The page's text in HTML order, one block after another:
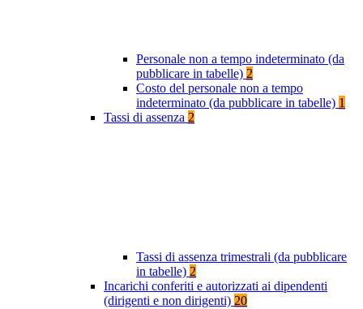
Personale non a tempo indeterminato (da
pubblicare in tabelle) 2
Costo del personale non a tempo
indeterminato (da pubblicare in tabelle) 1
Tassi di assenza 2
Tassi di assenza trimestrali (da pubblicare
in tabelle) 2
Incarichi conferiti e autorizzati ai dipendenti
(dirigenti e non dirigenti) 20